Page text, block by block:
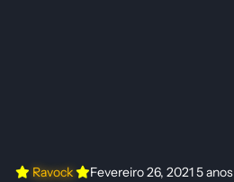
Ravock Fevereiro 26, 20215 anos